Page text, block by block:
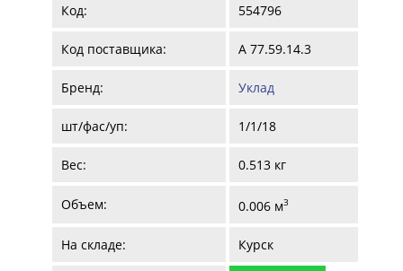
Код: 554796
Код поставщика: А 77.59.14.3
Бренд: Уклад
шт/фас/уп: 1/1/18
Вес: 0.513 кг
Объем: 0.006 м3
На складе: Курск